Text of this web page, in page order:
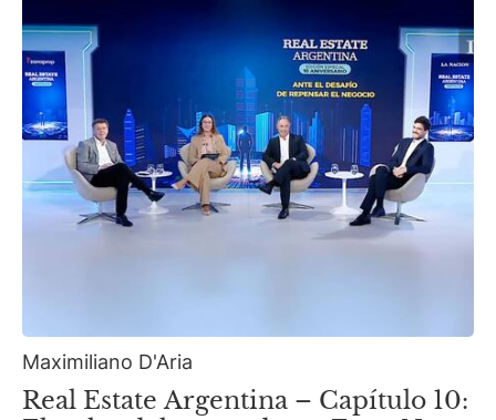
Maximiliano D'Aria
Real Estate Argentina – Capítulo 10: